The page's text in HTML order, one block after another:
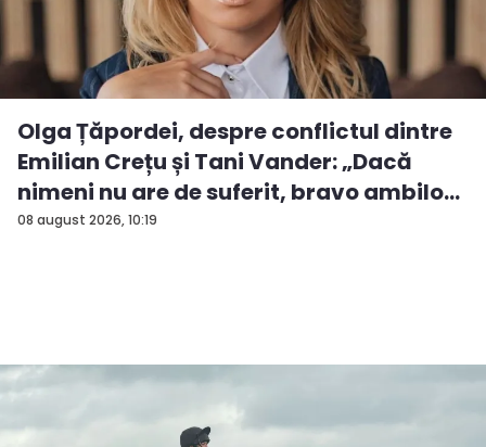
08 august 2026, 10:19
Olga Țăpordei, despre conflictul dintre
Emilian Crețu și Tani Vander: „Dacă
nimeni nu are de suferit, bravo ambilo...